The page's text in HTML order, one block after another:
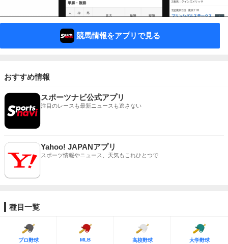
競馬情報をアプリで見る
おすすめ情報
スポーツナビ公式アプリ
注目のレースも最新ニュースも逃さない
Yahoo! JAPANアプリ
スポーツ情報やニュース、天気もこれひとつで
種目一覧
プロ野球 MLB 高校野球 大学野球